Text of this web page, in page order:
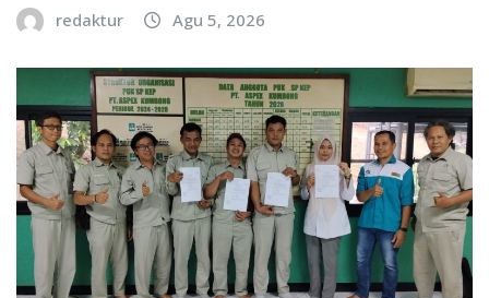
redaktur Agu 5, 2026